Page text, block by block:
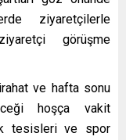
ziyaretçilerle
görüşme
ve hafta sonu
hoşça vakit
tesisleri ve spor